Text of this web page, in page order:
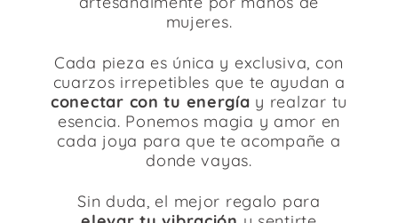
mujeres.
Cada pieza es única y exclusiva, con
cuarzos irrepetibles que te ayudan a
conectar con tu energía y realzar tu
esencia. Ponemos magia y amor en
cada joya para que te acompañe a
donde vayas.
Sin duda, el mejor regalo para